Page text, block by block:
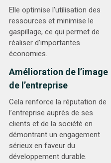
Elle optimise l’utilisation des
ressources et minimise le
gaspillage, ce qui permet de
réaliser d’importantes
économies.
Amélioration de l’image
de l’entreprise
Cela renforce la réputation de
l’entreprise auprès de ses
clients et de la société en
démontrant un engagement
sérieux en faveur du
développement durable.